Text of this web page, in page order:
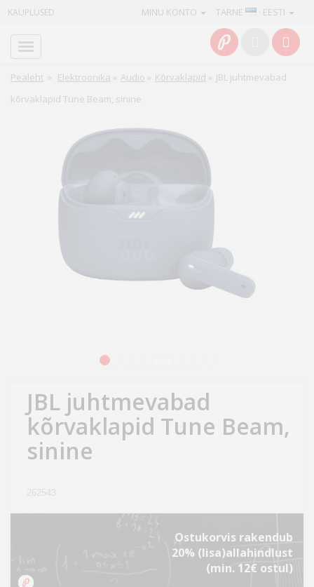
KAUPLUSED TARNE · EESTI
MINU KONTO
Pealeht » Elektroonika » Audio » Kõrvaklapid » JBL juhtmevabad
kõrvaklapid Tune Beam, sinine
JBL juhtmevabad
kõrvaklapid Tune Beam,
sinine
262543
Ostukorvis rakendub
20% (lisa)allahindlust
(min. 12€ ostul)
Info
Teenused
Ilu
&
tervis
Auto